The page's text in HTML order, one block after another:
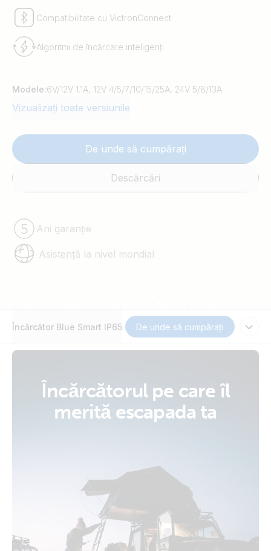
Compatibilitate cu VictronConnect
Algoritmi de încărcare inteligenți
Modele:6V/12V 1.1A, 12V 4/5/7/10/15/25A, 24V 5/8/13A
Vizualizați toate versiunile
De unde să cumpărați
Descărcări
Ani garanție
Asistență la nivel mondial
Încărcător Blue Smart IP65 De unde să cumpărați
Încărcătorul pe care îl
merită escapada ta